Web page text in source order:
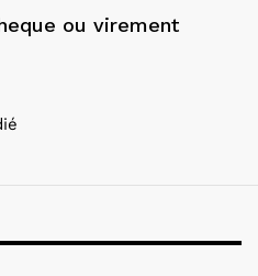
ou virement